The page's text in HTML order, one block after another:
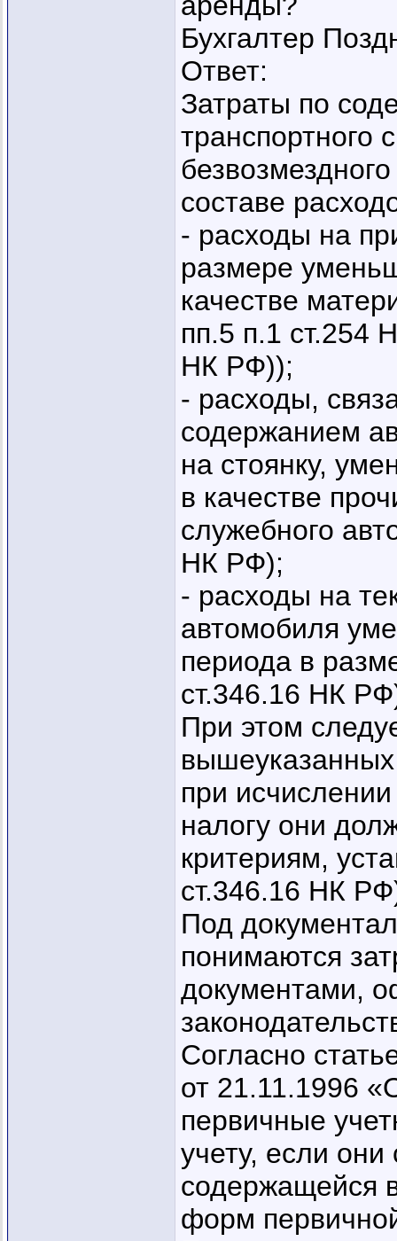
Бухгалтер
Ответ:
Затраты по
транспортного
составе
- расходы на
размере
качестве
пп.5 п.1 ст.254
НК РФ));
- расходы,
содержанием
на стоянку,
в качестве
служебного
НК РФ);
- расходы на
автомобиля
периода в
ст.346.16 НК
При этом
при
налогу они
критериям,
ст.346.16 НК
Под
понимаются
документами,
Согласно
от 21.11.1996
первичные
учету, если
содержащейся
форм